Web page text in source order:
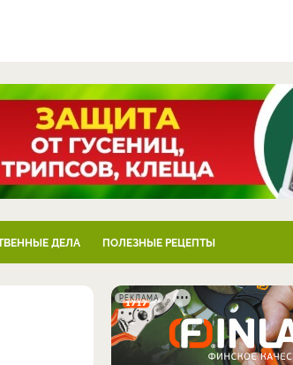
ДЕЛА ПОЛЕЗНЫЕ РЕЦЕПТЫ
РЕКЛАМА